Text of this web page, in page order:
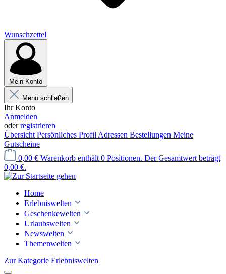
Wunschzettel
Mein Konto
Menü schließen
Ihr Konto
Anmelden
oderregistrieren
Übersicht Persönliches Profil Adressen Bestellungen Meine
Gutscheine
0,00 € Warenkorb enthält 0 Positionen. Der Gesamtwert beträgt
0,00 €.
Home
Erlebniswelten
Geschenkewelten
Urlaubswelten
Newswelten
Themenwelten
Zur Kategorie Erlebniswelten